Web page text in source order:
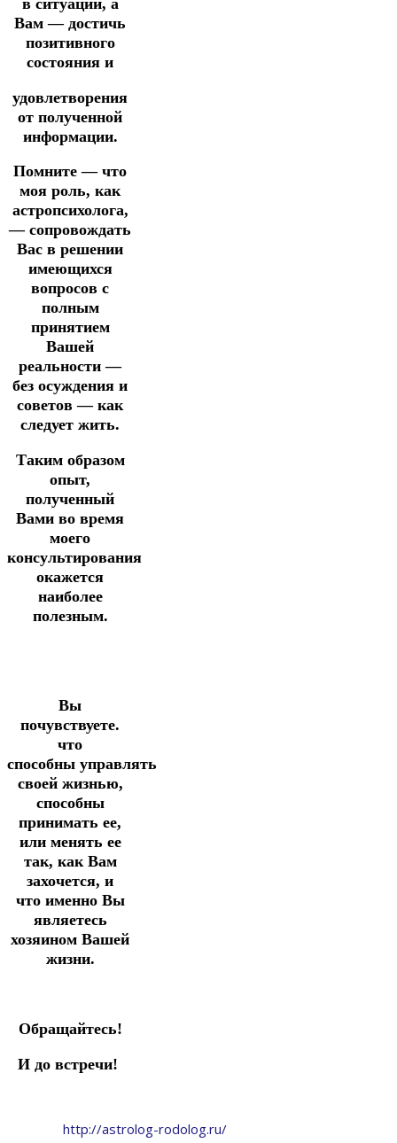
в ситуации, а
Вам — достичь
позитивного
состояния и
удовлетворения
от полученной
информации.
Помните — что
моя роль, как
астропсихолога,
— сопровождать
Вас в решении
имеющихся
вопросов с
полным
принятием
Вашей
реальности —
без осуждения и
советов — как
следует жить.
Таким образом
опыт,
полученный
Вами во время
моего
консультирования
окажется
наиболее
полезным.
Вы
почувствуете.
что
способны управлять
своей жизнью,
способны
принимать ее,
или менять ее
так, как Вам
захочется, и
что именно Вы
являетесь
хозяином Вашей
жизни.
Обращайтесь!
И до встречи!
http://astrolog-rodolog.ru/